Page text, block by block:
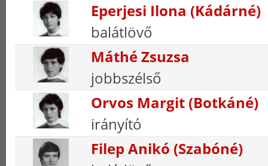
Eperjesi Ilona (Kádárné)
balátlövő
Máthé Zsuzsa
jobbszélső
Orvos Margit (Botkáné)
irányító
Filep Anikó (Szabóné)